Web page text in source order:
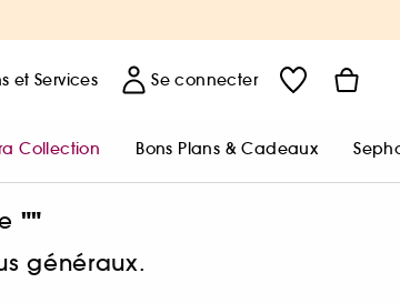
et Services Se connecter
Collection Bons Plans & Cadeaux
""
généraux.